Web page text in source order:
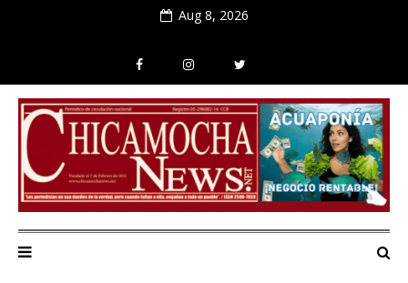
Aug 8, 2026